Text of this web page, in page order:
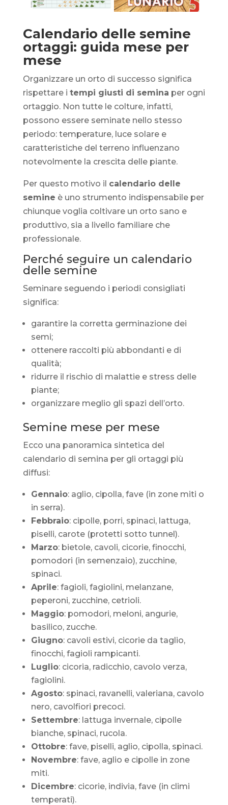
Calendario delle semine
ortaggi: guida mese per
mese
Organizzare un orto di successo significa
rispettare i tempi giusti di semina per ogni
ortaggio. Non tutte le colture, infatti,
possono essere seminate nello stesso
periodo: temperature, luce solare e
caratteristiche del terreno influenzano
notevolmente la crescita delle piante.
Per questo motivo il calendario delle
semine è uno strumento indispensabile per
chiunque voglia coltivare un orto sano e
produttivo, sia a livello familiare che
professionale.
Perché seguire un calendario
delle semine
Seminare seguendo i periodi consigliati
significa:
garantire la corretta germinazione dei
semi;
ottenere raccolti più abbondanti e di
qualità;
ridurre il rischio di malattie e stress delle
piante;
organizzare meglio gli spazi dell’orto.
Semine mese per mese
Ecco una panoramica sintetica del
calendario di semina per gli ortaggi più
diffusi:
Gennaio: aglio, cipolla, fave (in zone miti o
in serra).
Febbraio: cipolle, porri, spinaci, lattuga,
piselli, carote (protetti sotto tunnel).
Marzo: bietole, cavoli, cicorie, finocchi,
pomodori (in semenzaio), zucchine,
spinaci.
Aprile: fagioli, fagiolini, melanzane,
peperoni, zucchine, cetrioli.
Maggio: pomodori, meloni, angurie,
basilico, zucche.
Giugno: cavoli estivi, cicorie da taglio,
finocchi, fagioli rampicanti.
Luglio: cicoria, radicchio, cavolo verza,
fagiolini.
Agosto: spinaci, ravanelli, valeriana, cavolo
nero, cavolfiori precoci.
Settembre: lattuga invernale, cipolle
bianche, spinaci, rucola.
Ottobre: fave, piselli, aglio, cipolla, spinaci.
Novembre: fave, aglio e cipolle in zone
miti.
Dicembre: cicorie, indivia, fave (in climi
temperati).